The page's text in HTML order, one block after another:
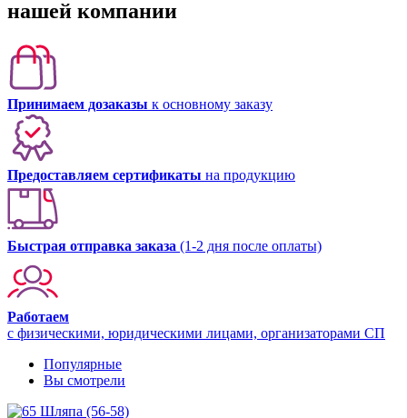
нашей компании
Принимаем дозаказы к основному заказу
Предоставляем сертификаты на продукцию
Быстрая отправка заказа (1-2 дня после оплаты)
Работаем
с физическими, юридическими лицами, организаторами СП
Популярные
Вы смотрели